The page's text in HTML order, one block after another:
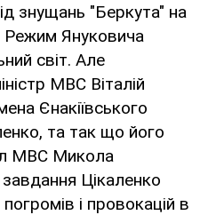
знущань "Беркута" на
Режим Януковича
світ. Але
МВС Віталій
Єнакіївського
та так що його
МВС Микола
Цікаленко
і провокацій в